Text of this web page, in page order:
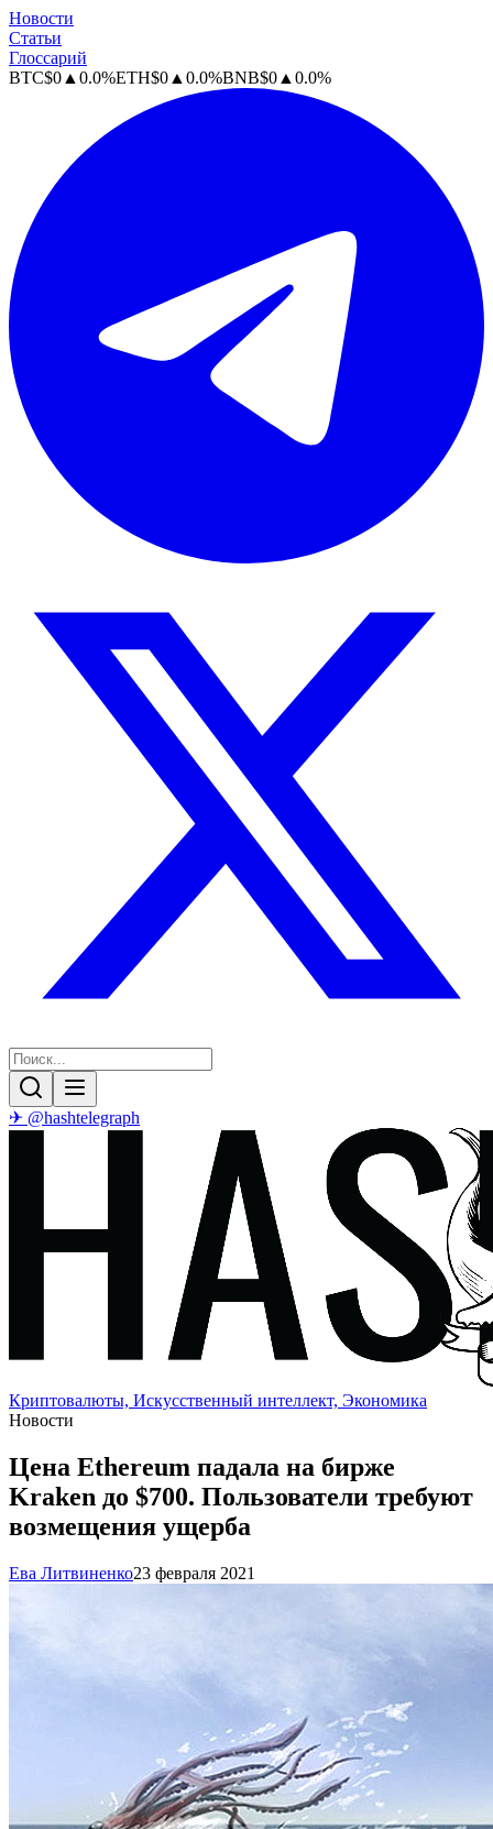
Новости
Статьи
Глоссарий
BTC$0 ▲ 0.0%ETH$0 ▲ 0.0%BNB$0 ▲ 0.0%
✈ @hashtelegraph
Криптовалюты, Искусственный интеллект, Экономика
Новости
Цена Ethereum падала на бирже
Kraken до $700. Пользователи требуют
возмещения ущерба
Ева Литвиненко23 февраля 2021